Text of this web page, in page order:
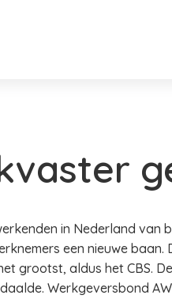
in Nederland van
een nieuwe
grootst, aldus het CBS.
Werkgeversbond